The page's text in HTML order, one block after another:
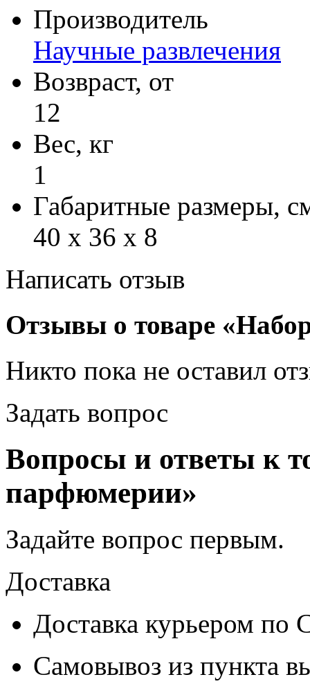
Производитель
Научные развлечения
Возвраст, от
12
Вес, кг
1
Габаритные размеры,
40 x 36 x 8
Написать отзыв
Отзывы о товаре
Никто пока не оставил
Задать вопрос
Вопросы и ответы к
парфюмерии»
Задайте вопрос первым.
Доставка
Доставка курьером
Самовывоз из пункта